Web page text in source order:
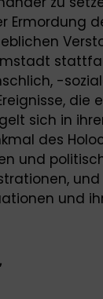
Ermordung
-
die
sich in
des
und
und